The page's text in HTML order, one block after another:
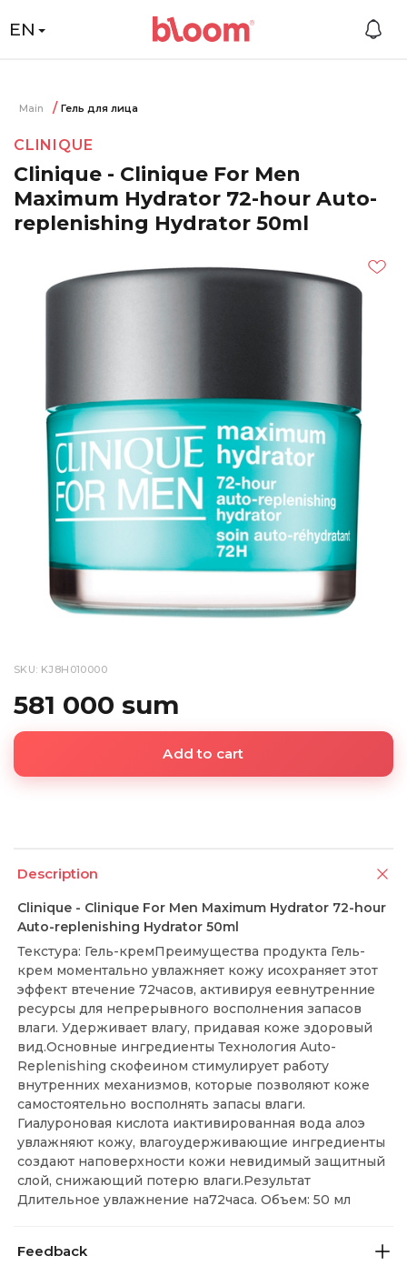
EN
Main Гель для лица
CLINIQUE
Clinique - Clinique For Men
Maximum Hydrator 72-hour Auto-
replenishing Hydrator 50ml
SKU: KJ8H010000
581 000 sum
Add to cart
Description
Clinique - Clinique For Men Maximum Hydrator 72-hour
Auto-replenishing Hydrator 50ml
Текстура: Гель-кремПреимущества продукта Гель-
крем моментально увлажняет кожу исохраняет этот
эффект втечение 72часов, активируя еевнутренние
ресурсы для непрерывного восполнения запасов
влаги. Удерживает влагу, придавая коже здоровый
вид.Основные ингредиенты Технология Auto-
Replenishing скофеином стимулирует работу
внутренних механизмов, которые позволяют коже
самостоятельно восполнять запасы влаги.
Гиалуроновая кислота иактивированная вода алоэ
увлажняют кожу, влагоудерживающие ингредиенты
создают наповерхности кожи невидимый защитный
слой, снижающий потерю влаги.Результат
Длительное увлажнение на72часа. Объем: 50 мл
Feedback